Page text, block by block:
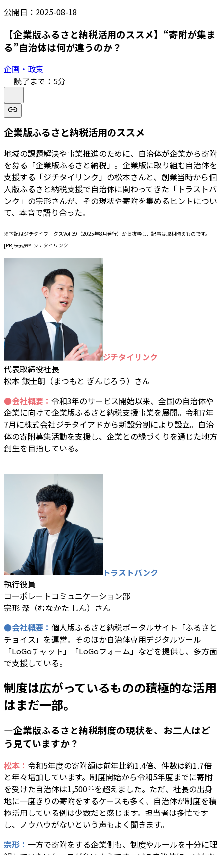
公開日： 2025-08-18
【企業版ふるさと納税活用のススメ】“寄附が集ま
る”自治体は何が違うのか？
企画・政策
読了まで： 5分
企業版ふるさと納税活用のススメ
地域の課題解決や事業推進のために、自治体が企業から寄附
を募る「企業版ふるさと納税」。企業版に取り組む自治体を
支援する「ジチタイリンク」の松本さんと、創業当時から個
人版ふるさと納税支援で自治体に関わってきた「トラストバ
ンク」の宗形さんが、その現状や寄附を集めるヒントについ
て、本音で語り合った。
※下記はジチタイワークスVol.39（2025年8月発行）から抜粋し、記事は取材時のものです。
[PR]株式会社ジチタイリンク
ジチタイリンク
代表取締役社長
松本 銀士朗（まつもと ぎんじろう）さん
●会社概要： 令和3年のサービス開始以来、全国の自治体や
企業に向けて企業版ふるさと納税支援事業を展開。令和7年
7月に株式会社ジチタイアドから新設分割により設立。自治
体の寄附募集活動を支援し、企業との縁づくりを通じた地方
創生を目指している。
トラストバンク
執行役員
コーポレートコミュニケーション部
宗形 深（むなかた しん）さん
●会社概要： 個人版ふるさと納税ポータルサイト「ふるさと
チョイス」を運営。そのほか自治体専用デジタルツール
「LoGoチャット」「LoGoフォーム」などを提供し、多方面
で支援している。
制度は広がっているものの積極的な活用
はまだ一部。
―企業版ふるさと納税制度の現状を、お二人はど
う見ていますか？
松本： 令和5年度の寄附額は前年比約1.4倍、件数は約1.7倍
と年々増加しています。制度開始から令和5年度までに寄附
を受けた自治体は1,500※1を超えました。ただ、社長の出身
地に一度きりの寄附をするケースも多く、自治体が制度を積
極活用している例は少数だと感じます。担当者は多忙です
し、ノウハウがないという声もよく聞きます。
宗形： 一方で寄附をする企業側も、制度やルールを十分に理